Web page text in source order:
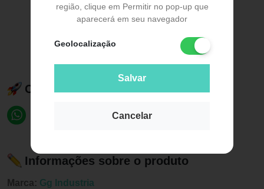
região, clique em Permitir no pop-up que
aparecerá em seu navegador
Geolocalização
Salvar
Cancelar
Compartilhe esse produto:
Informações sobre o produto
Marca: Gg Industria